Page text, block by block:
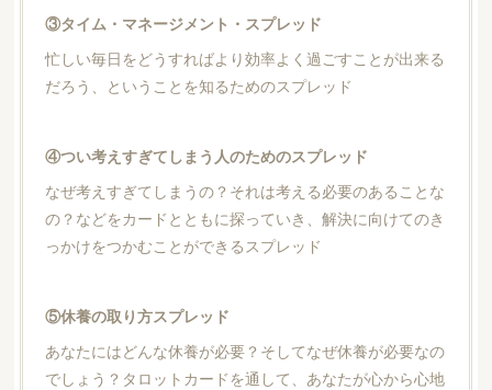
③タイム・マネージメント・スプレッド
忙しい毎日をどうすればより効率よく過ごすことが出来る
だろう、ということを知るためのスプレッド
④つい考えすぎてしまう人のためのスプレッド
なぜ考えすぎてしまうの？それは考える必要のあることな
の？などをカードとともに探っていき、解決に向けてのき
っかけをつかむことができるスプレッド
⑤休養の取り方スプレッド
あなたにはどんな休養が必要？そしてなぜ休養が必要なの
でしょう？タロットカードを通して、あなたが心から心地